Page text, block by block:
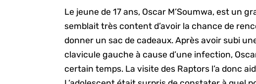
Le jeune de 17 ans, Oscar M’Soumwa, est un
semblait très content d’avoir la chance de
donner un sac de cadeaux. Après avoir subi
clavicule gauche à cause d’une infection,
certain temps. La visite des Raptors l’a donc